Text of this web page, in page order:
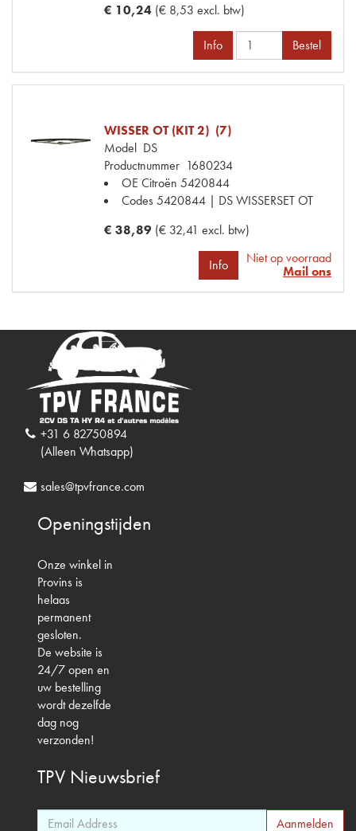
€ 10,24 (€ 8,53 excl. btw)
Info Bestel
WISSER OT (KIT 2) (7)
Model DS
Productnummer 1680234
OE Citroën 5420844
Codes5420844 | DS WISSERSET OT
€ 38,89 (€ 32,41 excl. btw)
Info
Niet op voorraad
Mail ons
+31 6 82750894
(Alleen Whatsapp)
sales@tpvfrance.com
Openingstijden
Onze winkel in
Provins is
helaas
permanent
gesloten.
De website is
24/7 open en
uw bestelling
wordt dezelfde
dag nog
verzonden!
TPV Nieuwsbrief